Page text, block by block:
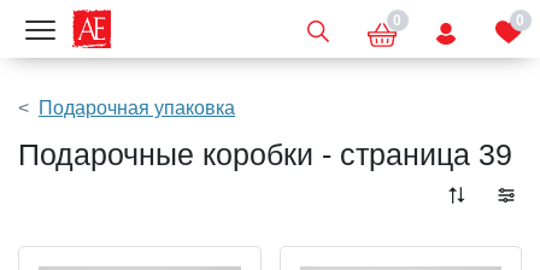
Показать меню 0 0
Подарочная упаковка
Подарочные коробки - страница 39